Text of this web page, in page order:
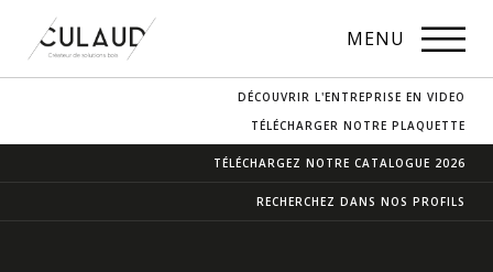
MENU
CONTACT & ACCÈS
DÉCOUVRIR L'ENTREPRISE EN VIDEO
TÉLÉCHARGER NOTRE PLAQUETTE
TÉLÉCHARGEZ NOTRE CATALOGUE 2026
RECHERCHEZ DANS NOS PROFILS